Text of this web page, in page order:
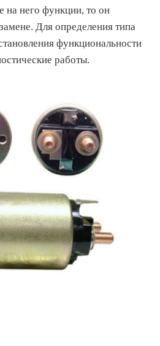
на него функции, то он
Для определения типа
функциональности
работы.